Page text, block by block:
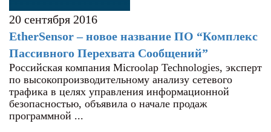
20 сентября 2016
EtherSensor – новое название ПО “Комплекс
Пассивного Перехвата Сообщений”
Российская компания Microolap Technologies, эксперт
по высокопроизводительному анализу сетевого
трафика в целях управления информационной
безопасностью, объявила о начале продаж
программной ...